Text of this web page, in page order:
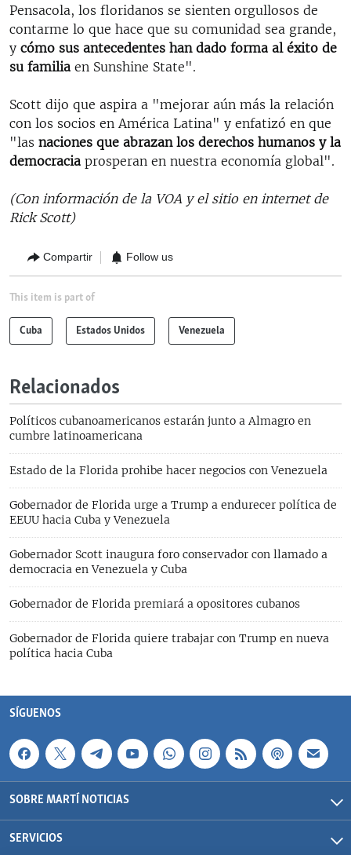
Pensacola, los floridanos se sienten orgullosos de
contarme lo que hace que su comunidad sea grande,
y cómo sus antecedentes han dado forma al éxito de
su familia en Sunshine State".
Scott dijo que aspira a "mejorar aún más la relación
con los socios en América Latina" y enfatizó en que
"las naciones que abrazan los derechos humanos y la
democracia prosperan en nuestra economía global".
(Con información de la VOA y el sitio en internet de
Rick Scott)
Compartir Follow us
This item is part of
Cuba Estados Unidos Venezuela
Relacionados
Políticos cubanoamericanos estarán junto a Almagro en
cumbre latinoamericana
Estado de la Florida prohibe hacer negocios con Venezuela
Gobernador de Florida urge a Trump a endurecer política de
EEUU hacia Cuba y Venezuela
Gobernador Scott inaugura foro conservador con llamado a
democracia en Venezuela y Cuba
Gobernador de Florida premiará a opositores cubanos
Gobernador de Florida quiere trabajar con Trump en nueva
política hacia Cuba
SÍGUENOS
SOBRE MARTÍ NOTICIAS
SERVICIOS